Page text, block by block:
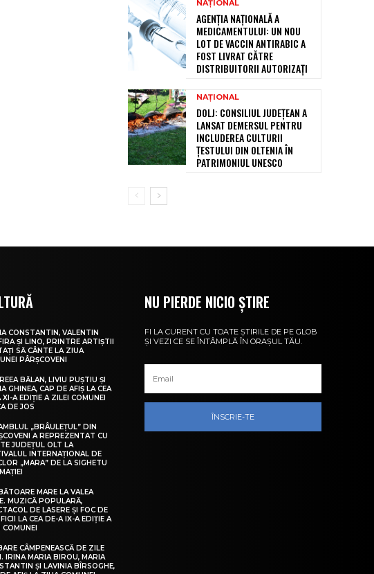
NAȚIONAL
AGENȚIA NAȚIONALĂ A
MEDICAMENTULUI: UN NOU
LOT DE VACCIN ANTIRABIC A
FOST LIVRAT CĂTRE
DISTRIBUITORII AUTORIZAȚI
NAȚIONAL
DOLJ: CONSILIUL JUDEȚEAN A
LANSAT DEMERSUL PENTRU
INCLUDEREA CULTURII
ȚESTULUI DIN OLTENIA ÎN
PATRIMONIUL UNESCO
CONSTANTIN, VALENTIN
ȘI LINO, PRINTRE ARTIȘTII
SĂ CÂNTE LA ZIUA
PÂRȘCOVENI
BĂLAN, LIVIU PUȘTIU ȘI
GHINEA, CAP DE AFIȘ LA CEA
XI-A EDIȚIE A ZILEI COMUNEI
DE JOS
„BRÂULEȚUL” DIN
A REPREZENTAT CU
JUDEȚUL OLT LA
INTERNAȚIONAL DE
„MARA” DE LA SIGHETU
MARE LA VALEA
MUZICĂ POPULARĂ,
DE LASERE ȘI FOC DE
LA CEA DE-A IX-A EDIȚIE A
COMUNEI
CÂMPENEASCĂ DE ZILE
IRINA MARIA BIROU, MARIA
ȘI LAVINIA BÎRSOGHE,
NU PIERDE NICIO ȘTIRE
FI LA CURENT CU TOATE ȘTIRILE DE PE GLOB
ȘI VEZI CE SE ÎNTÂMPLĂ ÎN ORAȘUL TĂU.
ÎNSCRIE-TE